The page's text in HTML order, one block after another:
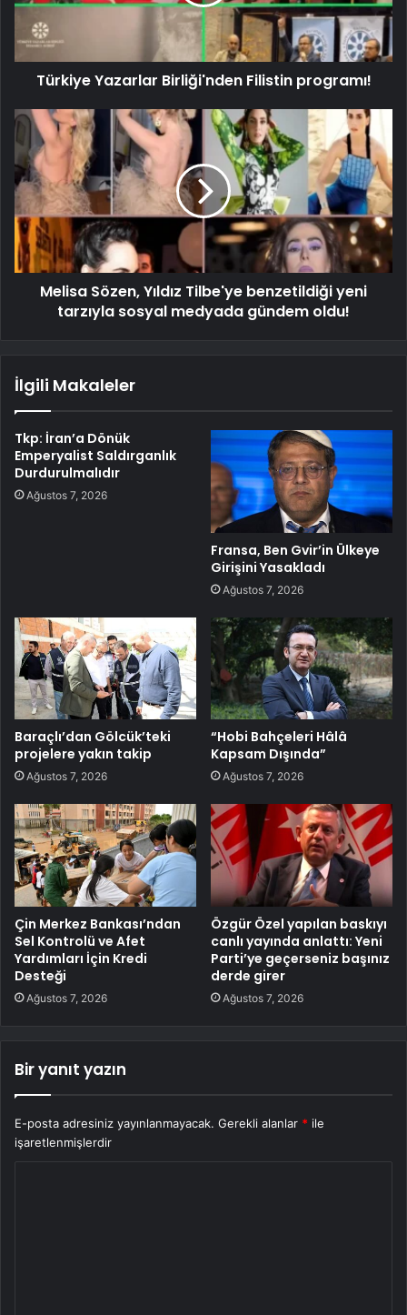
Türkiye Yazarlar Birliği'nden Filistin programı!
Melisa Sözen, Yıldız Tilbe'ye benzetildiği yeni
tarzıyla sosyal medyada gündem oldu!
İlgili Makaleler
Tkp: İran’a Dönük
Emperyalist Saldırganlık
Durdurulmalıdır
Ağustos 7, 2026
Fransa, Ben Gvir’in Ülkeye
Girişini Yasakladı
Ağustos 7, 2026
Baraçlı’dan Gölcük’teki
projelere yakın takip
Ağustos 7, 2026
“Hobi Bahçeleri Hâlâ
Kapsam Dışında”
Ağustos 7, 2026
Çin Merkez Bankası’ndan
Sel Kontrolü ve Afet
Yardımları İçin Kredi
Desteği
Ağustos 7, 2026
Özgür Özel yapılan baskıyı
canlı yayında anlattı: Yeni
Parti’ye geçerseniz başınız
derde girer
Ağustos 7, 2026
Bir yanıt yazın
E-posta adresiniz yayınlanmayacak. Gerekli alanlar * ile
işaretlenmişlerdir